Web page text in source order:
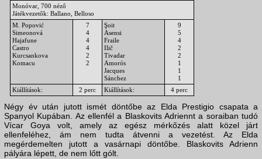
Monóvar, 700 néző
Játékvezetők: Ballano, Belloso
M. Popović
Simeonová
Hajafune
Castro
Kurcsankova
Komacu
7
4
4
4
2
2
Şoit
Asensi
Fraile
Ilič
Tivadar
Amorós
Jacques
Sánchez
9
5
4
2
2
1
1
1
Kiállítások:
2 perc Kiállítások: 4 perc
Négy év után jutott ismét döntőbe az Elda Prestigio csapata a
Spanyol Kupában. Az ellenfél a Blaskovits Adriennt a soraiban tudó
Vícar Goya volt, amely az egész mérkőzés alatt közel járt
ellenfeléhez, ám nem tudta átvenni a vezetést. Az Elda
megérdemelten jutott a vasárnapi döntőbe. Blaskovits Adrienn
pályára lépett, de nem lőtt gólt.